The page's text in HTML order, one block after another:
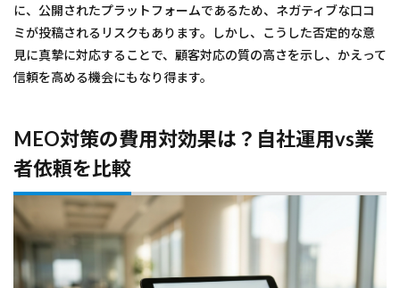
に、公開されたプラットフォームであるため、ネガティブな口コ
ミが投稿されるリスクもあります。しかし、こうした否定的な意
見に真摯に対応することで、顧客対応の質の高さを示し、かえって
信頼を高める機会にもなり得ます。
MEO対策の費用対効果は？自社運用vs業
者依頼を比較